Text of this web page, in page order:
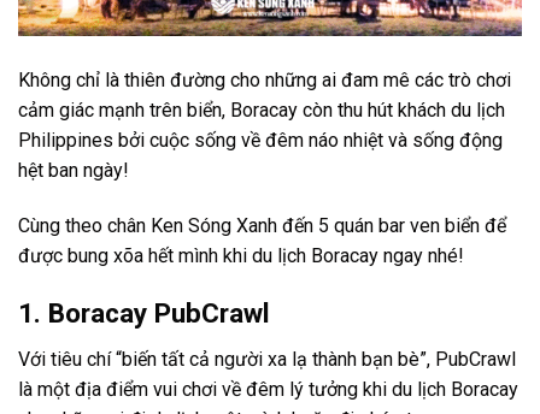
Không chỉ là thiên đường cho những ai đam mê các trò chơi
cảm giác mạnh trên biển, Boracay còn thu hút khách du lịch
Philippines bởi cuộc sống về đêm náo nhiệt và sống động
hệt ban ngày!
Cùng theo chân Ken Sóng Xanh đến 5 quán bar ven biển để
được bung xõa hết mình khi du lịch Boracay ngay nhé!
1. Boracay PubCrawl
Với tiêu chí “biến tất cả người xa lạ thành bạn bè”, PubCrawl
là một địa điểm vui chơi về đêm lý tưởng khi du lịch Boracay